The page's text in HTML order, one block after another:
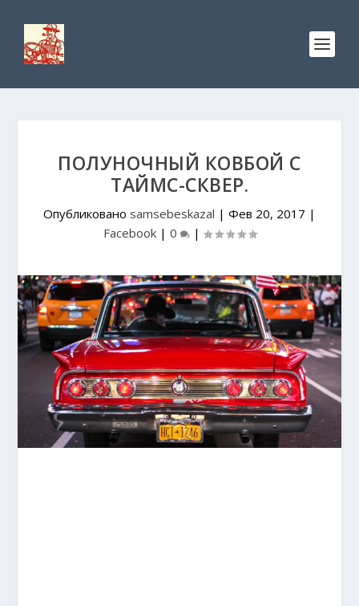
ПОЛУНОЧНЫЙ КОВБОЙ С
ТАЙМС-СКВЕР.
Опубликовано samsebeskazal | Фев 20, 2017 |
Facebook| 0 |